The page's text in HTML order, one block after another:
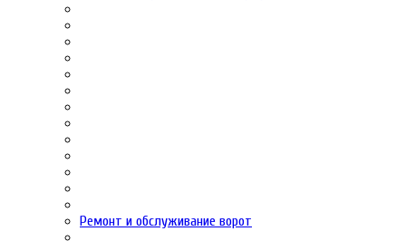
Ремонт и обслуживание ворот